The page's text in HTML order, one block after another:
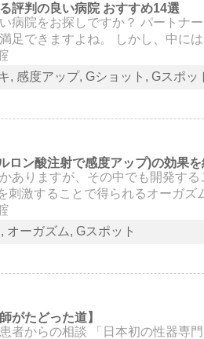
評判の良い病院 おすすめ14選
病院をお探しですか？ パートナ
足できますよね。 しかし、中に
感度アップ Gショット Gスポッ
ロン酸注射で感度アップ)の効果
ありますが、その中でも開発す
刺激することで得られるオーガ
オーガズム Gスポット
がたどった道】
からの相談 「日本初の性器専